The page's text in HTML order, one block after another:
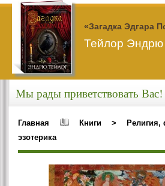
«Загадка Эдгара
Тейлор Эндрю
Мы рады приветствовать Вас!
Главная Книги >
Религия,
эзотерика